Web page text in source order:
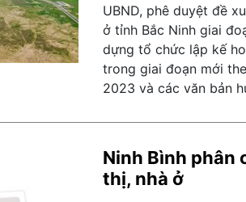
UBND, phê duyệt đề
ở tỉnh Bắc Ninh giai
dựng tổ chức lập kế
trong giai đoạn mới
2023 và các văn bản
Ninh Bình phân
thị, nhà ở